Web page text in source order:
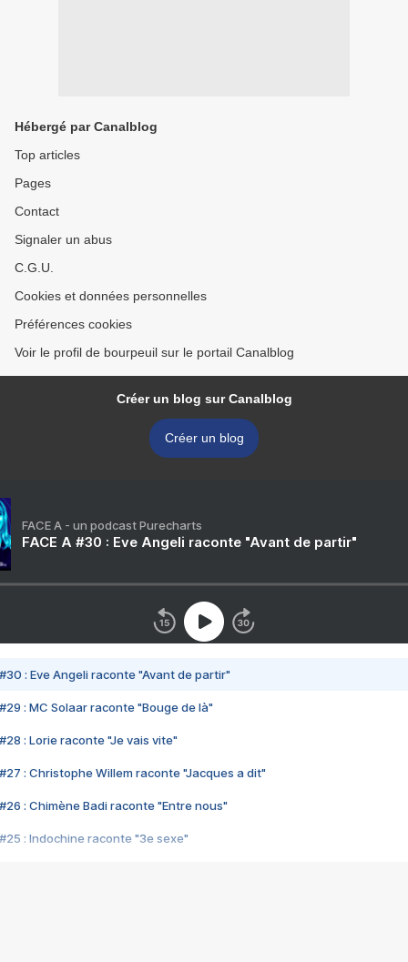
Hébergé par Canalblog
Top articles
Pages
Contact
Signaler un abus
C.G.U.
Cookies et données personnelles
Préférences cookies
Voir le profil de bourpeuil sur le portail Canalblog
Créer un blog sur Canalblog
Créer un blog
FACE A - un podcast Purecharts
FACE A #30 : Eve Angeli raconte "Avant de partir"
#30 : Eve Angeli raconte "Avant de partir"
#29 : MC Solaar raconte "Bouge de là"
#28 : Lorie raconte "Je vais vite"
#27 : Christophe Willem raconte "Jacques a dit"
#26 : Chimène Badi raconte "Entre nous"
#25 : Indochine raconte "3e sexe"